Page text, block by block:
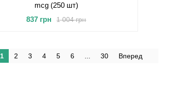
mсg (250 шт)
1 004 грн
837 грн
1 2 3 4 5 6 30 Вперед